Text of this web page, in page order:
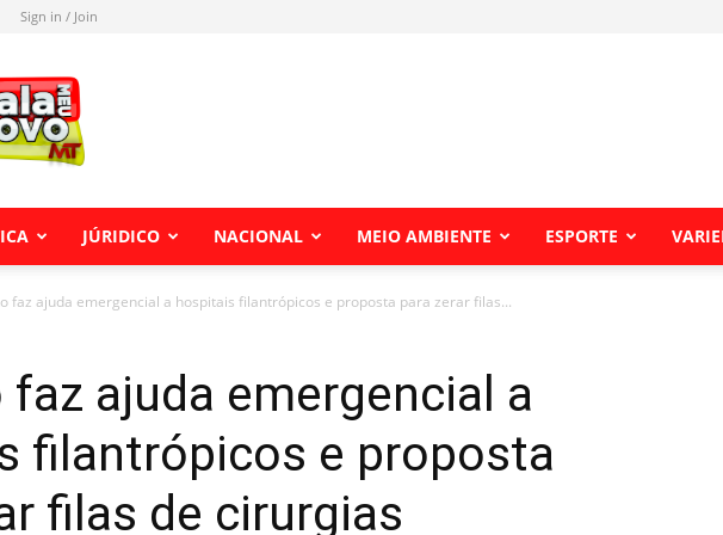
Sign in / Join
Fala
meu
Povo
MT
JÚRIDICO NACIONAL MEIO AMBIENTE ESPORTE
faz ajuda emergencial a hospitais filantrópicos e proposta para zerar filas...
faz ajuda emergencial a
filantrópicos e proposta
filas de cirurgias